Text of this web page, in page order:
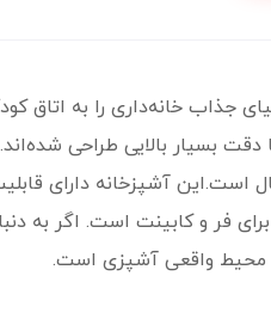
جذاب خانه‌داری را به اتاق
با دقت بسیار بالایی طراحی
دست‌ورزی، آموزش مسئولیت‌پذیری و افزایش خلاقیت در کودکان بالای ۳
فر و کابینت است. اگر به
محیط واقعی آشپزی است.